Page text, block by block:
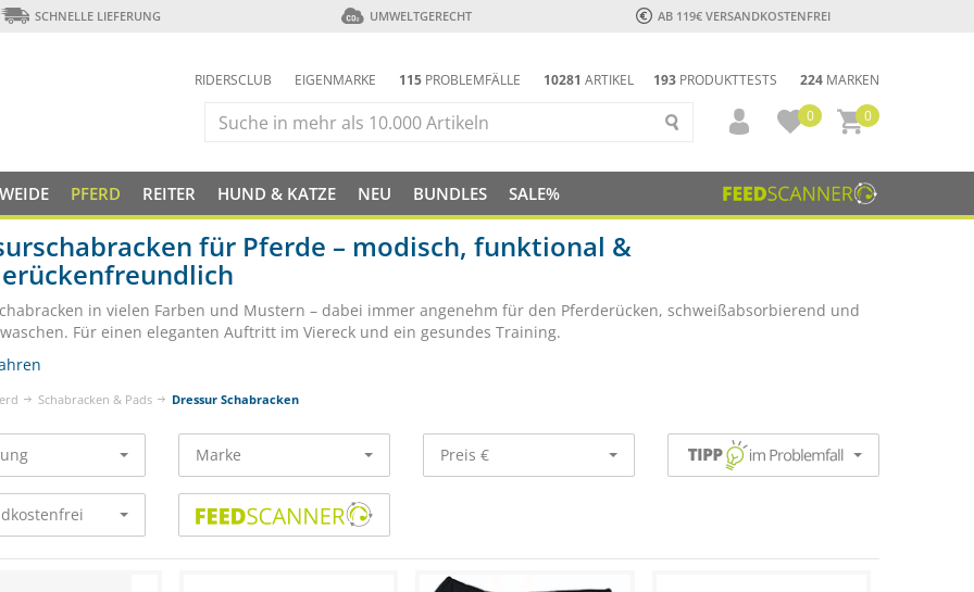
SCHNELLE LIEFERUNG UMWELTGERECHT AB 119€ VERSANDKOSTENFREI
193 PRODUKTTESTS 224 MARKEN
RIDERSCLUB EIGENMARKE 115 PROBLEMFÄLLE 10281 ARTIKEL
0
0
PFERD REITER HUND & KATZE NEU BUNDLES SALE%
für Pferde – modisch, funktional &
in vielen Farben und Mustern – dabei immer angenehm für den Pferderücken, schweißabsorbierend und
Für einen eleganten Auftritt im Viereck und ein gesundes Training.
Schabracken & Pads Dressur Schabracken
Marke Preis €